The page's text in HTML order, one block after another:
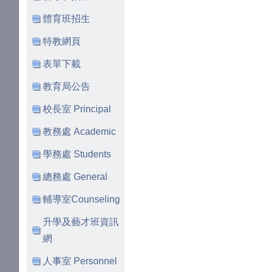
體育班招生
特教網頁
表單下載
教育局公告
校長室 Principal
教務處 Academic
學務處 Students
總務處 General
輔導室Counseling
升學及藝才班資訊
網
人事室 Personnel